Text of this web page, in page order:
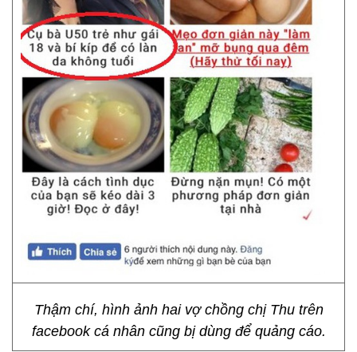
Thậm chí, hình ảnh hai vợ chồng chị Thu trên
facebook cá nhân cũng bị dùng để quảng cáo.